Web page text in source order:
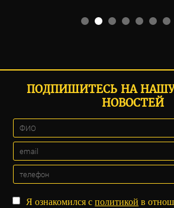
ПОДПИШИТЕСЬ НА
НОВОСТЕЙ
Я ознакомился сполитикой в